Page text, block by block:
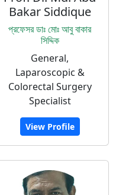
Bakar Siddique
প্রফেসর ডাঃ মোঃ আবু বাকার
সিদ্দিক
General,
Laparoscopic &
Colorectal Surgery
Specialist
View Profile